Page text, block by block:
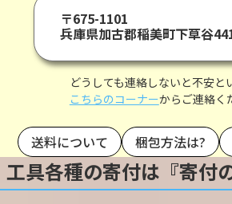
〒675-1101
兵庫県加古郡稲美町下草谷
どうしても連絡しないと不安と
こちらのコーナーからご連絡く
送料について 梱包方法は?
工具各種の寄付は『寄付